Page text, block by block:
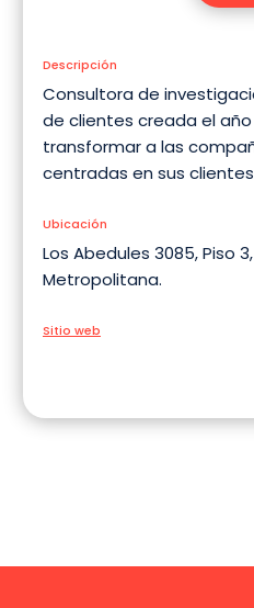
Descripción
Consultora de
de clientes creada el año
transformar a las
centradas en sus
Ubicación
Los Abedules 3085, Piso
Metropolitana.
Sitio web